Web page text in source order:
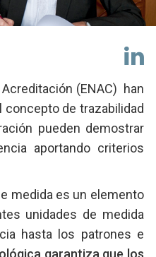
en
(ENAC) han
concepto de trazabilidad
pueden demostrar
aportando criterios
medida es un elemento
unidades de medida
hasta los patrones e
garantiza que los